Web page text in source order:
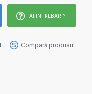
AI INTREBARI?
Compară produsul